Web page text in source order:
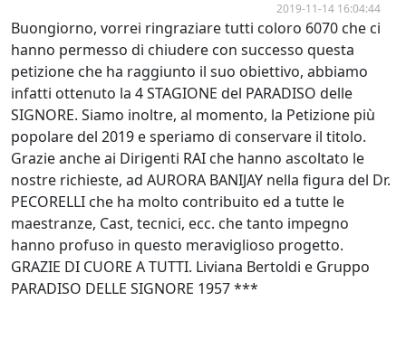
2019-11-14 16:04:44
Buongiorno, vorrei ringraziare tutti coloro 6070 che ci
hanno permesso di chiudere con successo questa
petizione che ha raggiunto il suo obiettivo, abbiamo
infatti ottenuto la 4 STAGIONE del PARADISO delle
SIGNORE. Siamo inoltre, al momento, la Petizione più
popolare del 2019 e speriamo di conservare il titolo.
Grazie anche ai Dirigenti RAI che hanno ascoltato le
nostre richieste, ad AURORA BANIJAY nella figura del Dr.
PECORELLI che ha molto contribuito ed a tutte le
maestranze, Cast, tecnici, ecc. che tanto impegno
hanno profuso in questo meraviglioso progetto.
GRAZIE DI CUORE A TUTTI. Liviana Bertoldi e Gruppo
PARADISO DELLE SIGNORE 1957 ***